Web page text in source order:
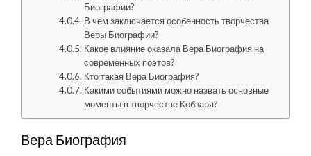
Биографии?
В чем заключается особенность творчества
Веры Биографии?
Какое влияние оказала Вера Биография на
современных поэтов?
Кто такая Вера Биография?
Какими событиями можно назвать основные
моменты в творчестве Кобзаря?
Вера Биография